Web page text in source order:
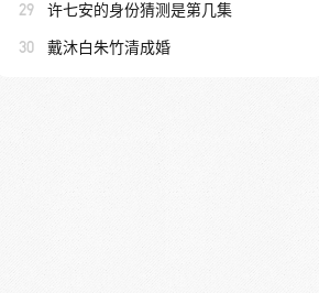
29 许七安的身份猜测是第几集
30 戴沐白朱竹清成婚